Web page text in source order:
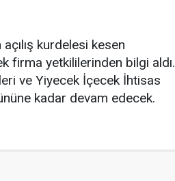
açılış kurdelesi kesen
firma yetkililerinden bilgi aldı.
ve Yiyecek İçecek İhtisas
kadar devam edecek.